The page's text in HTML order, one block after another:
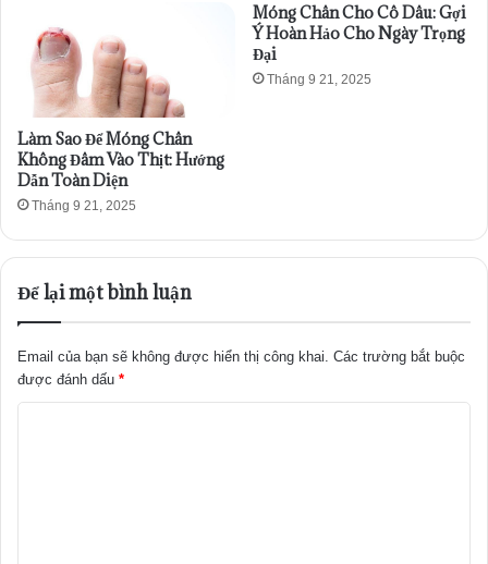
Làm Sao Để Móng Chân
Không Đâm Vào Thịt: Hướng
Dẫn Toàn Diện
Tháng 9 21, 2025
Móng Chân Cho Cô Dâu: Gợi
Ý Hoàn Hảo Cho Ngày Trọng
Đại
Tháng 9 21, 2025
Để lại một bình luận
Email của bạn sẽ không được hiển thị công khai. Các trường bắt buộc
được đánh dấu *